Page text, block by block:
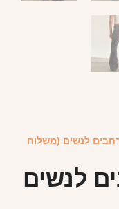
לנשים (משלוח
לנשים